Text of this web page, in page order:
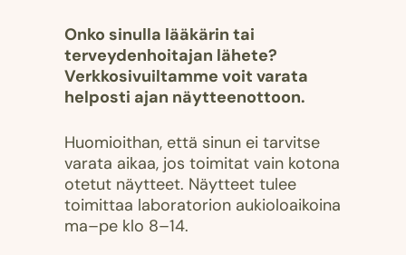
Onko sinulla lääkärin tai
terveydenhoitajan lähete?
Verkkosivuiltamme voit varata
helposti ajan näytteenottoon.
Huomioithan, että sinun ei tarvitse
varata aikaa, jos toimitat vain kotona
otetut näytteet. Näytteet tulee
toimittaa laboratorion aukioloaikoina
ma–pe klo 8–14.